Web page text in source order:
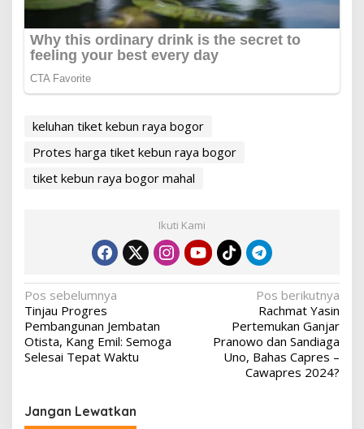
keluhan tiket kebun raya bogor
Protes harga tiket kebun raya bogor
tiket kebun raya bogor mahal
Ikuti Kami
Navigasi
pos
Pos sebelumnya
Tinjau Progres
Pembangunan Jembatan
Otista, Kang Emil: Semoga
Selesai Tepat Waktu
Pos berikutnya
Rachmat Yasin
Pertemukan Ganjar
Pranowo dan Sandiaga
Uno, Bahas Capres –
Cawapres 2024?
Jangan Lewatkan